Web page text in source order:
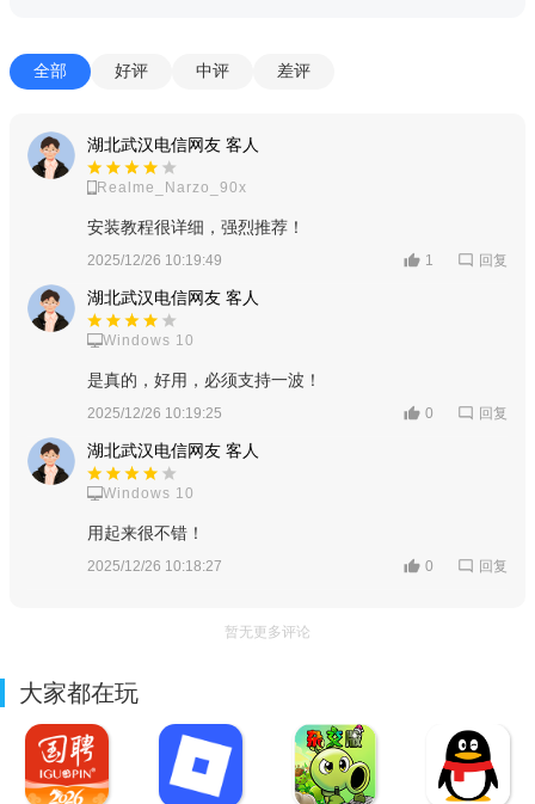
全部 好评 中评 差评
湖北武汉电信网友 客人
Realme_Narzo_90x
安装教程很详细，强烈推荐！
2025/12/26 10:19:49 1 回复
湖北武汉电信网友 客人
Windows 10
是真的，好用，必须支持一波！
2025/12/26 10:19:25 0 回复
湖北武汉电信网友 客人
Windows 10
用起来很不错！
2025/12/26 10:18:27 0 回复
暂无更多评论
大家都在玩